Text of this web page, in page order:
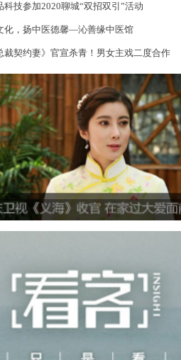
科技参加2020聊城“双招双引”活动
化，扬中医德馨—沁善缘中医馆
裁契约妻》官宣杀青！男女主戏二度合作